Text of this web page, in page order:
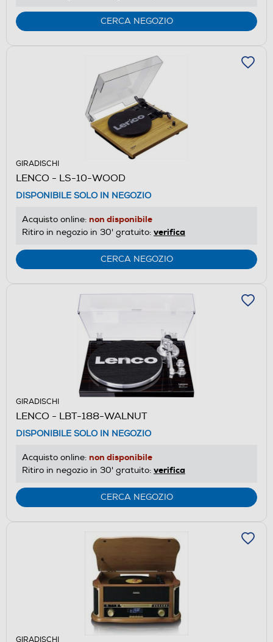
CERCA NEGOZIO
GIRADISCHI
LENCO - LS-10-WOOD
DISPONIBILE SOLO IN NEGOZIO
Acquisto online: non disponibile
Ritiro in negozio in 30' gratuito: verifica
CERCA NEGOZIO
GIRADISCHI
LENCO - LBT-188-WALNUT
DISPONIBILE SOLO IN NEGOZIO
Acquisto online: non disponibile
Ritiro in negozio in 30' gratuito: verifica
CERCA NEGOZIO
GIRADISCHI